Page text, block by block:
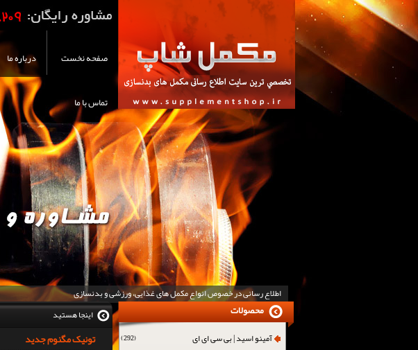
صفحه نخست درباره ما
تماس با ما
اطلاع رسانی در خصوص انواع مکمل های غذایی، ورزشی و بدنسازی
اینجا هستید
تونیک مگنوم جدید آمینو اسید | بی سی ای ای (292)
محصولات